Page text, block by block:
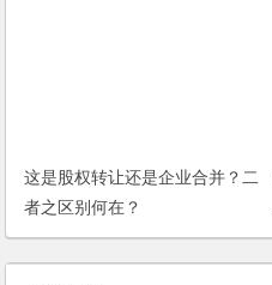
这是股权转让还是企业合并？二
者之区别何在？